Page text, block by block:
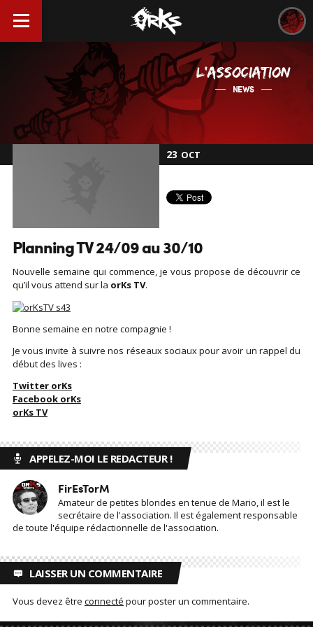
L'ASSOCIATION
NEWS
23 OCT
Planning TV 24/09 au 30/10
Nouvelle semaine qui commence, je vous propose de découvrir ce
qu’il vous attend sur la orKs TV.
Bonne semaine en notre compagnie !
Je vous invite à suivre nos réseaux sociaux pour avoir un rappel du
début des lives :
Twitter orKs
Facebook orKs
orKs TV
APPELEZ-MOI LE REDACTEUR !
FirEsTorM
Amateur de petites blondes en tenue de Mario, il est le
secrétaire de l'association. Il est également responsable
de toute l'équipe rédactionnelle de l'association.
LAISSER UN COMMENTAIRE
Vous devez être connecté pour poster un commentaire.